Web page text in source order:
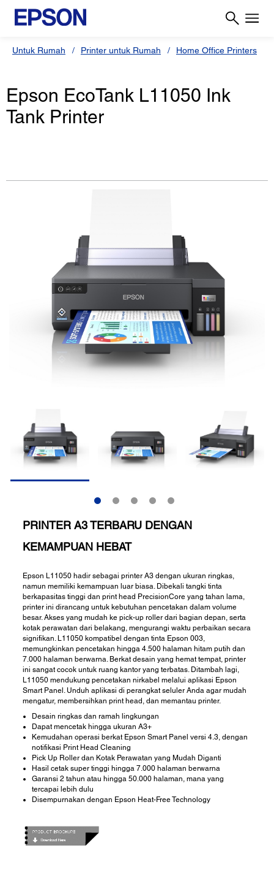
Untuk Rumah Printer untuk Rumah Home Office Printers
Epson EcoTank L11050 Ink
Tank Printer
PRINTER A3 TERBARU DENGAN
KEMAMPUAN HEBAT
Epson L11050 hadir sebagai printer A3 dengan ukuran ringkas,
namun memiliki kemampuan luar biasa. Dibekali tangki tinta
berkapasitas tinggi dan print head PrecisionCore yang tahan lama,
printer ini dirancang untuk kebutuhan pencetakan dalam volume
besar. Akses yang mudah ke pick-up roller dari bagian depan, serta
kotak perawatan dari belakang, mengurangi waktu perbaikan secara
signifikan. L11050 kompatibel dengan tinta Epson 003,
memungkinkan pencetakan hingga 4.500 halaman hitam putih dan
7.000 halaman berwarna. Berkat desain yang hemat tempat, printer
ini sangat cocok untuk ruang kantor yang terbatas. Ditambah lagi,
L11050 mendukung pencetakan nirkabel melalui aplikasi Epson
Smart Panel. Unduh aplikasi di perangkat seluler Anda agar mudah
mengatur, membersihkan print head, dan memantau printer.
Desain ringkas dan ramah lingkungan
Dapat mencetak hingga ukuran A3+
Kemudahan operasi berkat Epson Smart Panel versi 4.3, dengan
notifikasi Print Head Cleaning
Pick Up Roller dan Kotak Perawatan yang Mudah Diganti
Hasil cetak super tinggi hingga 7.000 halaman berwarna
Garansi 2 tahun atau hingga 50.000 halaman, mana yang
tercapai lebih dulu
Disempurnakan dengan Epson Heat-Free Technology